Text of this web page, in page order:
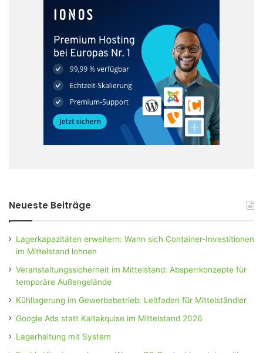
Neueste Beiträge
Lagerkapazitäten erweitern: Wann sich Container-Investitionen
im Mittelstand lohnen
Veranstaltungssicherheit im Mittelstand: Absperrkonzepte für
temporäre Außengelände
Kühllagerung im Gewerbebetrieb: Leitfaden für Mittelständler
Google Ads statt Kaltakquise im Mittelstand 2026
Lagerhaltung mit System